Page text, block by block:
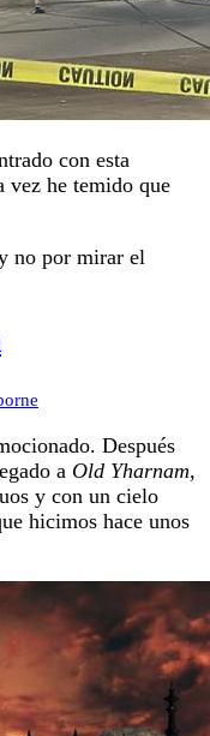
con esta
vez he temido que
no por mirar el
Después
a Old Yharnam,
y con un cielo
hicimos hace unos